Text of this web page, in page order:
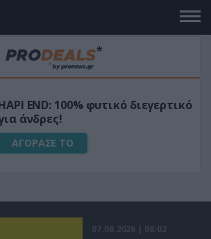
τον κήπο σου με το
Box Μίνι Αλυσοπρίονο με
μπαταρία λιθίου
ΑΓΟΡΑΣΕ ΤΟ
07.08.2026 | 08:02